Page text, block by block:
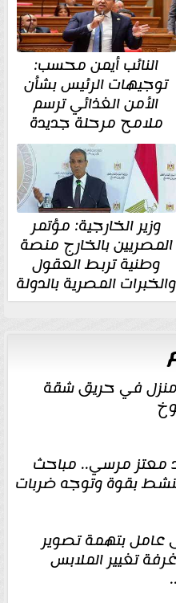
النائب أيمن محسب:
توجيهات الرئيس بشأن
الأمن الغذائي ترسم
ملامح مرحلة جديدة
وزير الخارجية: مؤتمر
المصريين بالخارج منصة
وطنية تربط العقول
والخبرات المصرية بالدولة
في حريق شقة
معتز مرسي.. مباحث
بقوة وتوجه ضربات
عامل بتهمة تصوير
تغيير الملابس